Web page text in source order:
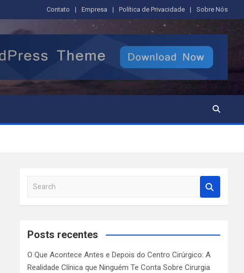
Contato Empresa Política de Privacidade Sobre Nós
a
c
Posts recentes
O Que Acontece Antes e Depois do Centro Cirúrgico: A
Realidade Clínica que Ninguém Te Conta Sobre Cirurgia